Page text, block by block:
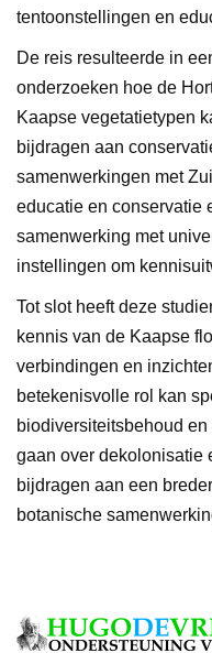
tentoonstellingen en
De reis resulteerde in
onderzoeken hoe de
Kaapse vegetatietypen
bijdragen aan
samenwerkingen met
educatie en conservatie
samenwerking met
instellingen om
Tot slot heeft deze
kennis van de Kaapse
verbindingen en
betekenisvolle rol kan
biodiversiteitsbehoud
gaan over dekolonisatie
bijdragen aan een
botanische